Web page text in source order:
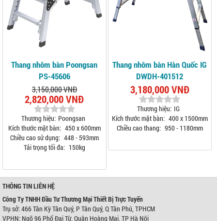
Thang nhôm bàn Poongsan
PS-45606
3,150,000 VNĐ
2,820,000 VNĐ
Thương hiệu: Poongsan
Kích thước mặt bàn: 450 x 600mm
Chiều cao sử dụng: 448 - 593mm
Tải trọng tối đa: 150kg
Thang nhôm bàn Hàn Quốc IG
DWDH-401512
3,180,000 VNĐ
Thương hiệu: IG
Kích thước mặt bàn: 400 x 1500mm
Chiều cao thang: 950 - 1180mm
THÔNG TIN LIÊN HỆ
Công Ty TNHH Đầu Tư Thương Mại Thiết Bị Trực Tuyến
Trụ sở: 466 Tân Kỳ Tân Quý, P Tân Quý, Q Tân Phú, TPHCM
VPHN: Ngõ 96 Phố Đại Từ, Quận Hoàng Mai, TP Hà Nội